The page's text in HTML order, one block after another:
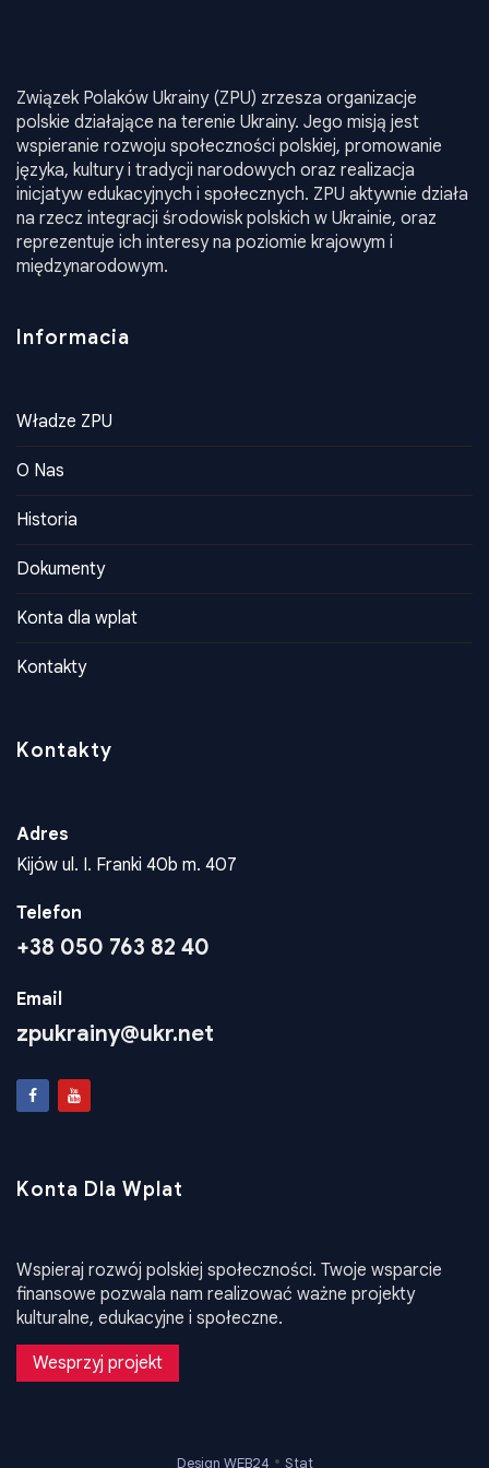
Związek Polaków Ukrainy (ZPU) zrzesza organizacje
polskie działające na terenie Ukrainy. Jego misją jest
wspieranie rozwoju społeczności polskiej, promowanie
języka, kultury i tradycji narodowych oraz realizacja
inicjatyw edukacyjnych i społecznych. ZPU aktywnie działa
na rzecz integracji środowisk polskich w Ukrainie, oraz
reprezentuje ich interesy na poziomie krajowym i
międzynarodowym.
Informacia
Władze ZPU
O Nas
Historia
Dokumenty
Konta dla wplat
Kontakty
Kontakty
Adres
Kijów ul. I. Franki 40b m. 407
Telefon
+38 050 763 82 40
Email
zpukrainy@ukr.net
Konta Dla Wplat
Wspieraj rozwój polskiej społeczności. Twoje wsparcie
finansowe pozwala nam realizować ważne projekty
kulturalne, edukacyjne i społeczne.
Wesprzyj projekt
Design WEB24 • Stat